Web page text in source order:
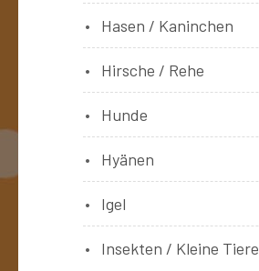
Hasen / Kaninchen
Hirsche / Rehe
Hunde
Hyänen
Igel
Insekten / Kleine Tiere